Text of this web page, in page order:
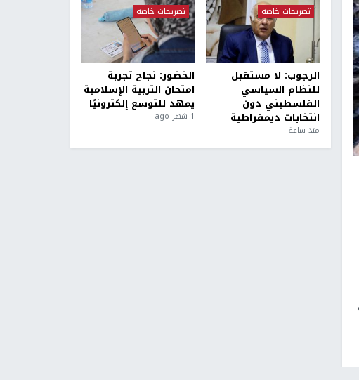
تصريحات خاصة
الرجوب: لا مستقبل
للنظام السياسي
الفلسطيني دون
انتخابات ديمقراطية
منذ ساعة
تصريحات خاصة
الخضور: نجاح تجربة
امتحان التربية الإسلامية
يمهد للتوسع إلكترونيًا
1 شهر ago